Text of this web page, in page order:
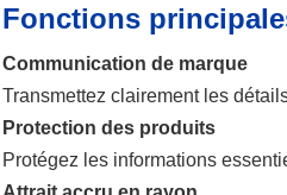
Fonctions
Communication de marque
Transmettez clairement les
Protection des produits
Protégez les informations